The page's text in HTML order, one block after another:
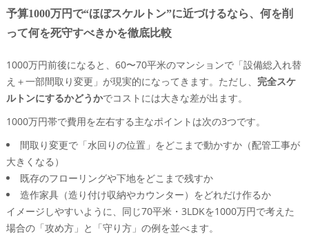
予算1000万円で“ほぼスケルトン”に近づけるなら、何を削
って何を死守すべきかを徹底比較
1000万円前後になると、60〜70平米のマンションで「設備総入れ替
え＋一部間取り変更」が現実的になってきます。ただし、 完全スケ
ルトンにするかどうかでコストには大きな差が出ます。
1000万円帯で費用を左右する主なポイントは次の3つです。
間取り変更で「水回りの位置」をどこまで動かすか（配管工事が
大きくなる）
既存のフローリングや下地をどこまで残すか
造作家具（造り付け収納やカウンター）をどれだけ作るか
イメージしやすいように、同じ70平米・3LDKを1000万円で考えた
場合の「攻め方」と「守り方」の例を並べます。